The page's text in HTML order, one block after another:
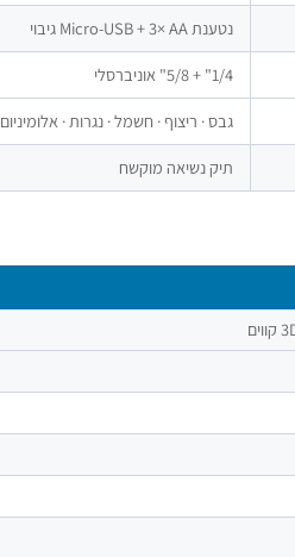
נטענת Micro-USB + 3× AA גיבוי
1/4" + 5/8" אוניברסלי
גבס · ריצוף · חשמל · נגרות · אלומיניום
תיק נשיאה מוקשח